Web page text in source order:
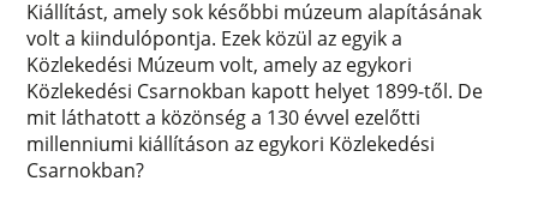
Kiállítást, amely sok későbbi múzeum alapításának
volt a kiindulópontja. Ezek közül az egyik a
Közlekedési Múzeum volt, amely az egykori
Közlekedési Csarnokban kapott helyet 1899-től. De
mit láthatott a közönség a 130 évvel ezelőtti
millenniumi kiállításon az egykori Közlekedési
Csarnokban?